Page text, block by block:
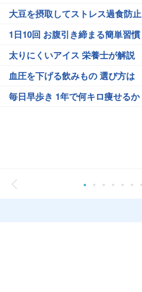
大豆を摂取してストレス過食防止
1日10回 お腹引き締まる簡単習慣
太りにくいアイス 栄養士が解説
血圧を下げる飲みもの 選び方は
毎日早歩き 1年で何キロ痩せるか